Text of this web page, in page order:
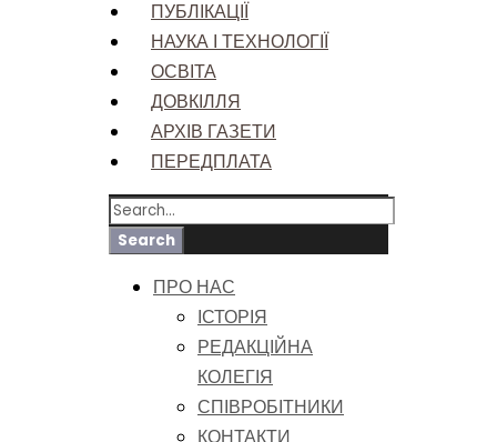
ПУБЛІКАЦІЇ
НАУКА І ТЕХНОЛОГІЇ
ОСВІТА
ДОВКІЛЛЯ
АРХІВ ГАЗЕТИ
ПЕРЕДПЛАТА
ПРО НАС
ІСТОРІЯ
РЕДАКЦІЙНА
КОЛЕГІЯ
СПІВРОБІТНИКИ